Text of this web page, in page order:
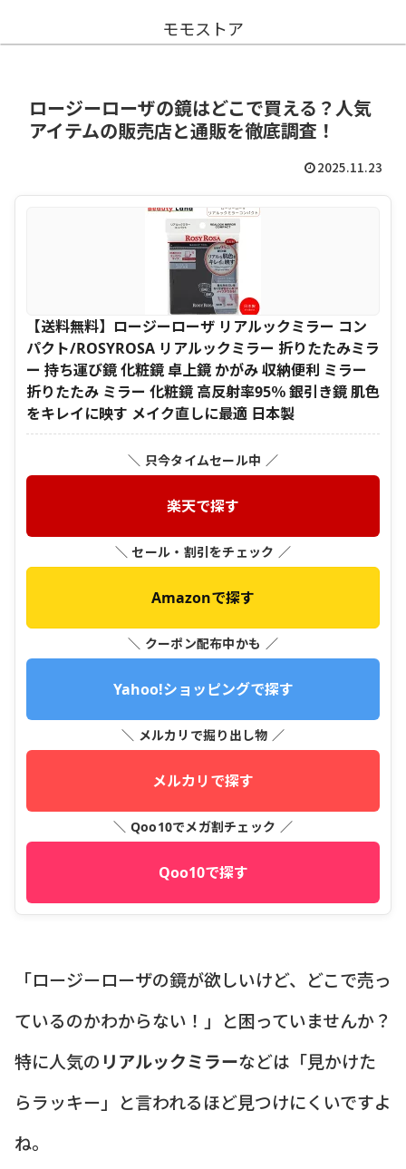
モモストア
ロージーローザの鏡はどこで買える？人気
アイテムの販売店と通販を徹底調査！
2025.11.23
【送料無料】ロージーローザ リアルックミラー コン
パクト/ROSYROSA リアルックミラー 折りたたみミラ
ー 持ち運び鏡 化粧鏡 卓上鏡 かがみ 収納便利 ミラー
折りたたみ ミラー 化粧鏡 高反射率95％ 銀引き鏡 肌色
をキレイに映す メイク直しに最適 日本製
＼ 只今タイムセール中 ／
楽天で探す
＼ セール・割引をチェック ／
Amazonで探す
＼ クーポン配布中かも ／
Yahoo!ショッピングで探す
＼ メルカリで掘り出し物 ／
メルカリで探す
＼ Qoo10でメガ割チェック ／
Qoo10で探す
「ロージーローザの鏡が欲しいけど、どこで売っ
ているのかわからない！」と困っていませんか？
特に人気の リアルックミラーなどは「見かけた
らラッキー」と言われるほど見つけにくいですよ
ね。